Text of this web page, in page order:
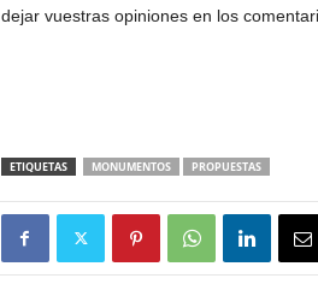
dejar vuestras opiniones en los
ETIQUETAS MONUMENTOS PROPUESTAS